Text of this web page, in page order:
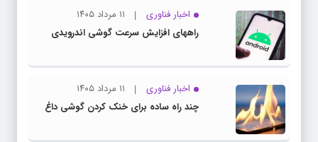
اخبار فناوری
۱۱ مرداد ۱۴۰۵
راههای افزایش سرعت گوشی اندرویدی
اخبار فناوری
۱۱ مرداد ۱۴۰۵
چند راه‌ ساده برای خنک کردن گوشی داغ